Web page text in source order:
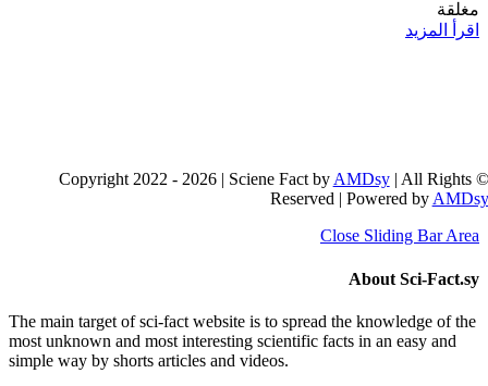
The main target of sci-fact website is
most unknown and most interesting
simple way by shorts articles and